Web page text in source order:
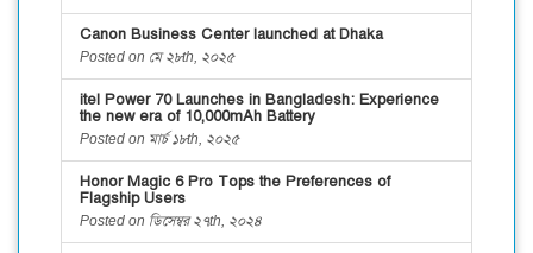
Canon Business Center launched at Dhaka
Posted on মে ২৮th, ২০২৫
itel Power 70 Launches in Bangladesh: Experience
the new era of 10,000mAh Battery
Posted on মার্চ ১৮th, ২০২৫
Honor Magic 6 Pro Tops the Preferences of
Flagship Users
Posted on ডিসেম্বর ২৭th, ২০২৪